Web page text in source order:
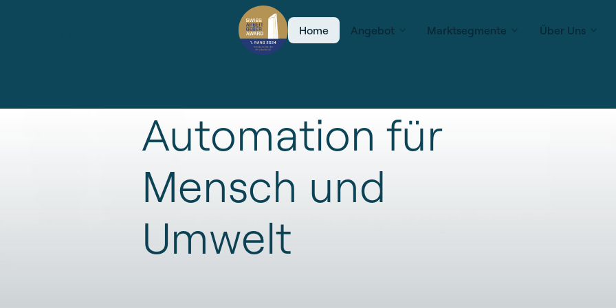
Home Angebot Marktsegmente Über Uns
Automation für
Mensch und
Umwelt